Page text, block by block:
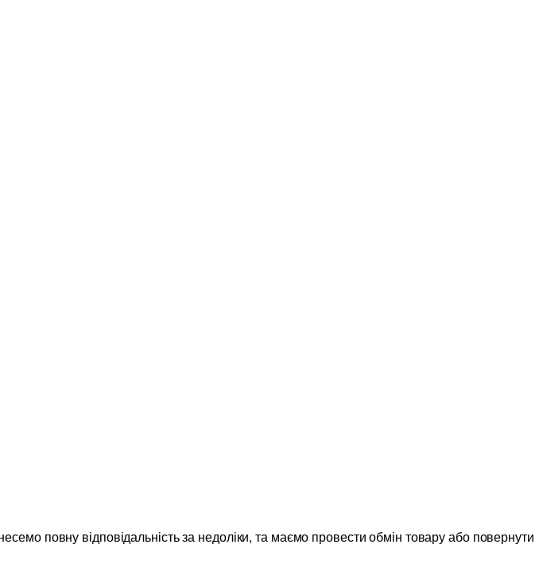
повну відповідальність за недоліки, та маємо провести обмін товару або повернути